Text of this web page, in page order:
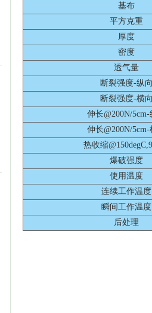
基布
平方克重
厚度
密度
透气量
断裂强度-纵
断裂强度-横
伸长@200N/5cm-
伸长@200N/5cm-
热收缩
爆破强度
使用温度
连续工作温度
瞬间工作温度
后处理